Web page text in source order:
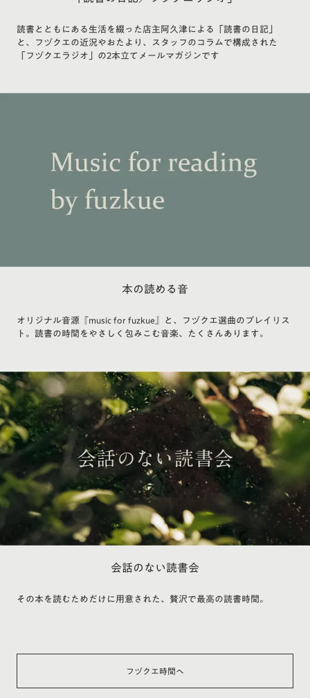
読書とともにある生活を綴った店主阿久津による「読書の日記」
と、フヅクエの近況やおたより、スタッフのコラムで構成された
「フヅクエラジオ」の2本立てメールマガジンです
本の読める音
オリジナル音源『music for fuzkue』と、フヅクエ選曲のプレイリス
ト。読書の時間をやさしく包みこむ音楽、たくさんあります。
会話のない読書会
その本を読むためだけに用意された、贅沢で最高の読書時間。
フヅクエ時間へ